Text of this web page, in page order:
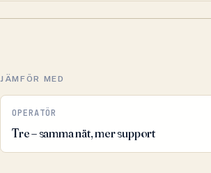
JÄMFÖR MED
OPERATÖR
Tre – samma nät, mer support